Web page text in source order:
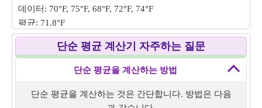
데이터: 70°F, 75°F, 68°F, 72°F, 74°F
평균: 71.8°F
예 4: 평균 주당 지출
데이터: 50시간, 60시간, 45시간, 70시간, 55시간, 65시간,
예 5: 학생들의 평균 키
단순 평균 계산기 자주하는 질문
단순 평균을 계산하는 방법
단순 평균을 계산하는 것은 간단합니다. 방법은 다음